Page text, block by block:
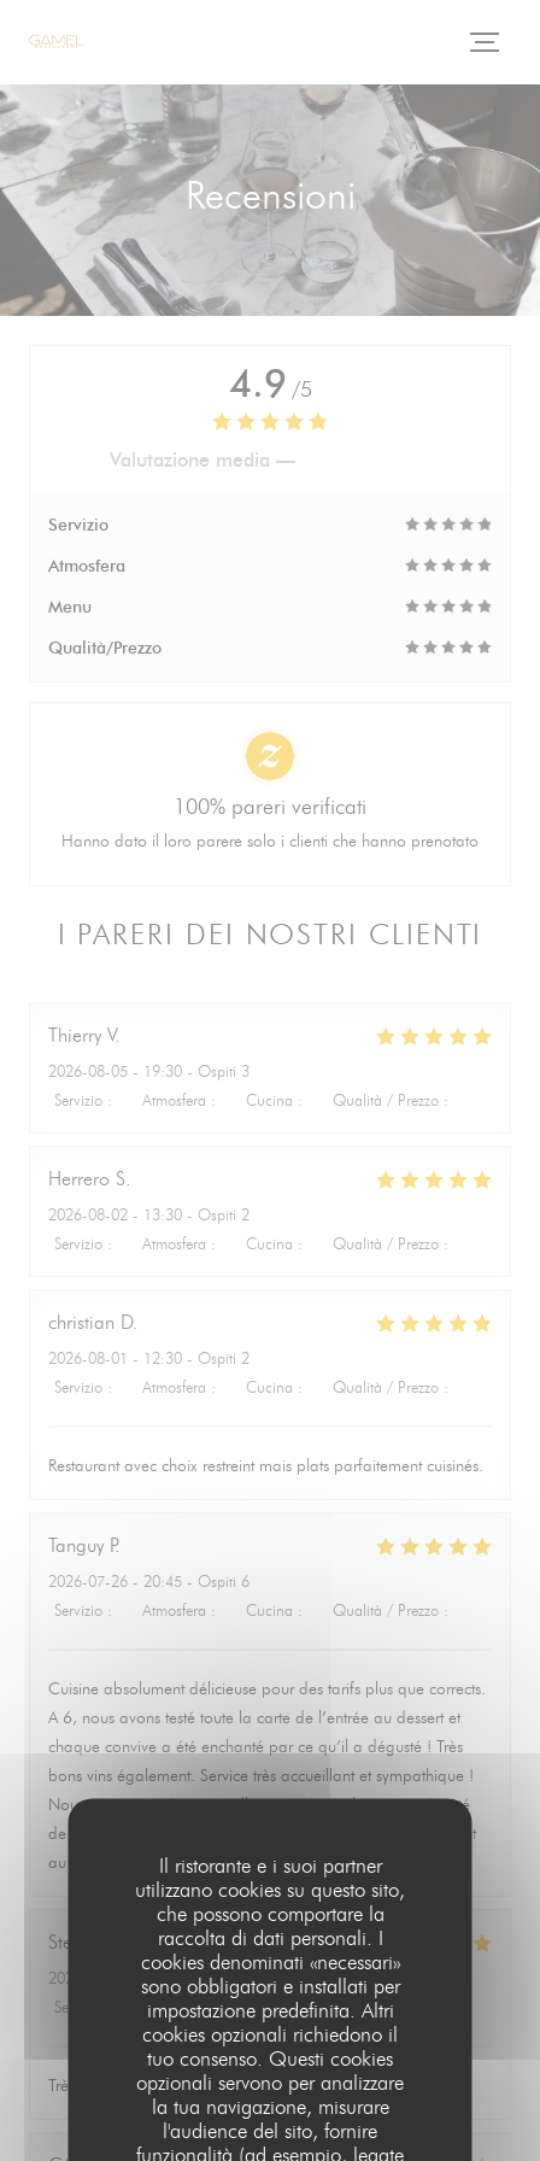
Il ristorante e i suoi partner
utilizzano cookies su questo sito,
che possono comportare la
raccolta di dati personali. I
cookies denominati «necessari»
sono obbligatori e installati per
impostazione predefinita. Altri
cookies opzionali richiedono il
tuo consenso. Questi cookies
opzionali servono per analizzare
la tua navigazione, misurare
l'audience del sito, fornire
funzionalità (ad esempio, legate
Recensioni
I PARERI DEI NOSTRI CLIENTI
Thierry V
2026-08-05 - 19:30 - Ospiti 3
Servizio : Atmosfera : Cucina : Qualità / Prezzo :
Herrero S
2026-08-02 - 13:30 - Ospiti 2
Servizio : Atmosfera : Cucina : Qualità / Prezzo :
christian D
2026-08-01 - 12:30 - Ospiti 2
Servizio : Atmosfera : Cucina : Qualità / Prezzo :
Restaurant avec choix restreint mais plats parfaitement cuisinés.
Tanguy P
2026-07-26 - 20:45 - Ospiti 6
Servizio : Atmosfera : Cucina : Qualità / Prezzo :
Cuisine absolument délicieuse pour des tarifs plus que corrects.
A 6, nous avons testé toute la carte de l’entrée au dessert et
chaque convive a été enchanté par ce qu’il a dégusté ! Très
bons vins également. Service très accueillant et sympathique !
Nous avons passé une excellente soirée sur la terrasse à côté
de la fontaine et recommandons vivement ce super restaurant
au rapport qualité prix imbattable.
Stephane
2026-07-26
- 20:30 - Ospiti 5
Servizio
Atmosfera: 5/5 Cucina: 5/5 Qualità / Prezzo
Très bon moment, belle cuisine et beau choix de vins.
4.9 /5
Valutazione media —
Servizio
Atmosfera
Menu
Qualità/Prezzo
100% pareri verificati
Hanno dato il loro parere solo i clienti che hanno prenotato